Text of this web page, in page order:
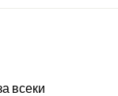
всеки